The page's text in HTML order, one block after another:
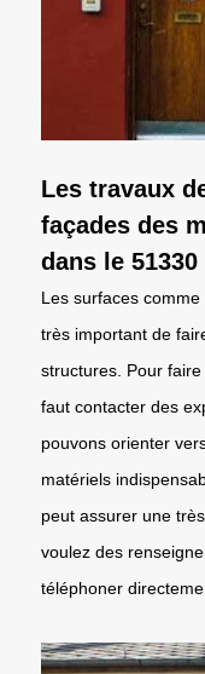
Les travaux
façades des
dans le
Les surfaces
très important de
structures. Pour
faut contacter des
pouvons orienter
matériels
peut assurer une
voulez des
téléphoner